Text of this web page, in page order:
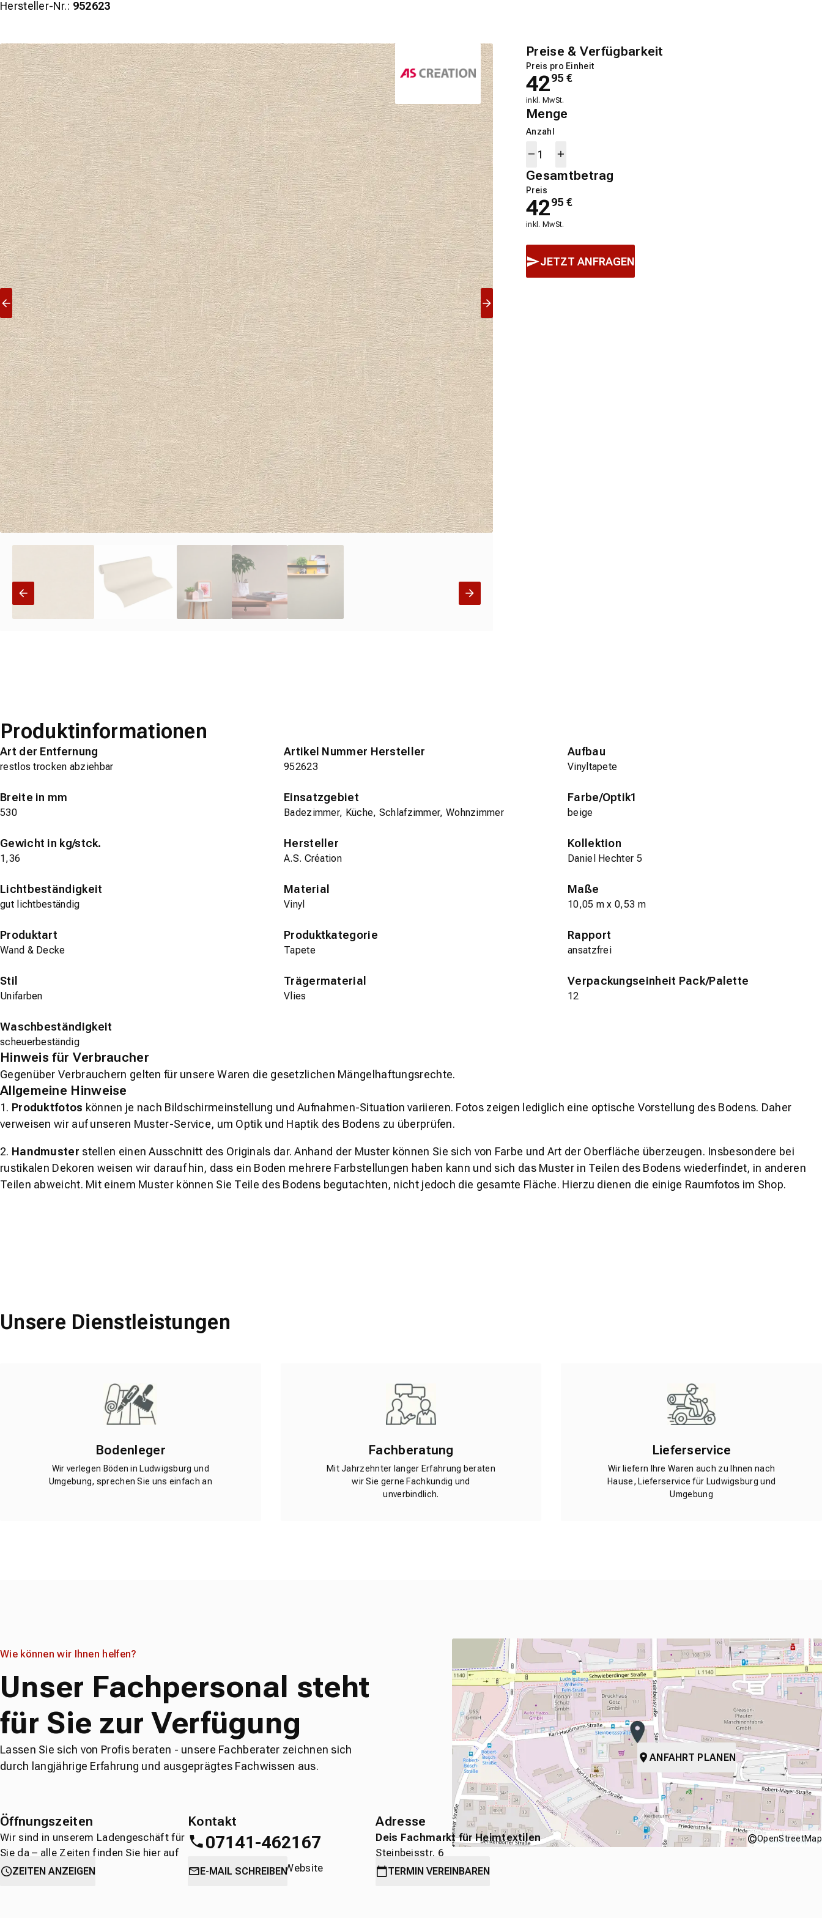
Hersteller-Nr.: 952623
Preise & Verfügbarkeit
Preis pro Einheit
4295 €
inkl. MwSt.
Menge
Anzahl
Gesamtbetrag
Preis
4295 €
inkl. MwSt.
JETZT ANFRAGEN
Produktinformationen
Art der Entfernung
restlos trocken abziehbar
Artikel Nummer Hersteller
952623
Aufbau
Vinyltapete
Breite in mm
530
Einsatzgebiet
Badezimmer, Küche, Schlafzimmer, Wohnzimmer
Farbe/Optik1
beige
Gewicht in kg/stck.
1,36
Hersteller
A.S. Création
Kollektion
Daniel Hechter 5
Lichtbeständigkeit
gut lichtbeständig
Material
Vinyl
Maße
10,05 m x 0,53 m
Produktart
Wand & Decke
Produktkategorie
Tapete
Rapport
ansatzfrei
Stil
Unifarben
Trägermaterial
Vlies
Verpackungseinheit Pack/Palette
12
Waschbeständigkeit
scheuerbeständig
Hinweis für Verbraucher
Gegenüber Verbrauchern gelten für unsere Waren die gesetzlichen Mängelhaftungsrechte.
Allgemeine Hinweise
1. Produktfotos können je nach Bildschirmeinstellung und Aufnahmen-Situation variieren. Fotos zeigen lediglich eine optische Vorstellung des Bodens. Daher
verweisen wir auf unseren Muster-Service, um Optik und Haptik des Bodens zu überprüfen.
2. Handmuster stellen einen Ausschnitt des Originals dar. Anhand der Muster können Sie sich von Farbe und Art der Oberfläche überzeugen. Insbesondere bei
rustikalen Dekoren weisen wir darauf hin, dass ein Boden mehrere Farbstellungen haben kann und sich das Muster in Teilen des Bodens wiederfindet, in anderen
Teilen abweicht. Mit einem Muster können Sie Teile des Bodens begutachten, nicht jedoch die gesamte Fläche. Hierzu dienen die einige Raumfotos im Shop.
Unsere Dienstleistungen
Bodenleger
Wir verlegen Böden in Ludwigsburg und
Umgebung, sprechen Sie uns einfach an
Fachberatung
Mit Jahrzehnter langer Erfahrung beraten
wir Sie gerne Fachkundig und
unverbindlich.
Lieferservice
Wir liefern Ihre Waren auch zu Ihnen nach
Hause, Lieferservice für Ludwigsburg und
Umgebung
Wie können wir Ihnen helfen?
Unser Fachpersonal steht
für Sie zur Verfügung
Lassen Sie sich von Profis beraten - unsere Fachberater zeichnen sich
durch langjährige Erfahrung und ausgeprägtes Fachwissen aus.
Öffnungszeiten
Wir sind in unserem Ladengeschäft für
Sie da – alle Zeiten finden Sie hier auf
einen Blick.
ZEITEN ANZEIGEN
Kontakt
07141-462167
oderdirekt über die Website
E-MAIL SCHREIBEN
Adresse
Deis Fachmarkt für Heimtextilen
Steinbeisstr. 6
71636 Ludwigsburg
TERMIN VEREINBAREN
ANFAHRT PLANEN
©OpenStreetMap